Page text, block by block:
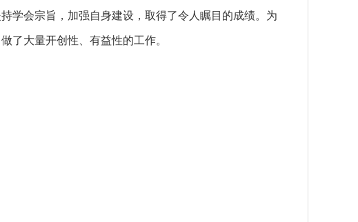
学会宗旨，加强自身建设，取得了令人瞩目的成绩。为
了大量开创性、有益性的工作。